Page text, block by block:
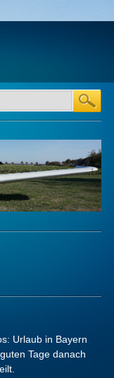
Urlaub in Bayern
Tage danach